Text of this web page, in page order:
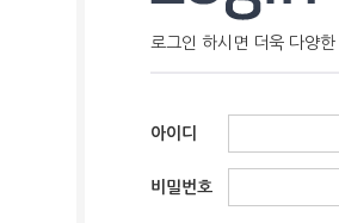
로그인 하시면 더욱 다양
아이디
비밀번호